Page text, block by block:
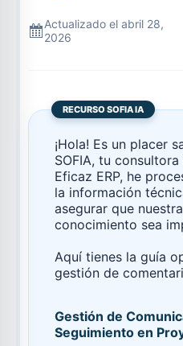
Actualizado el abril 28,
2026
RECURSO SOFIA IA
¡Hola! Es un placer
SOFIA, tu
Eficaz ERP, he
la información
asegurar que
conocimiento sea
Aquí tienes la guía
gestión de
Gestión de
Seguimiento en